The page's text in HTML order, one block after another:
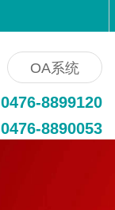
OA系统
0476-8899120
0476-8890053